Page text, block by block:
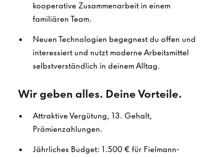
kooperative Zusammenarbeit in einem
familiären Team.
Neuen Technologien begegnest du offen und
interessiert und nutzt moderne Arbeitsmittel
selbstverständlich in deinem Alltag.
Wir geben alles. Deine Vorteile.
Attraktive Vergütung, 13. Gehalt,
Prämienzahlungen.
Jährliches Budget: 1.500 € für Fielmann-